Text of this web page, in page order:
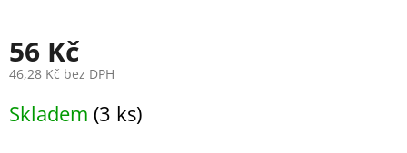
56 Kč
46,28 Kč bez DPH
cena:
Skladem (3 ks)